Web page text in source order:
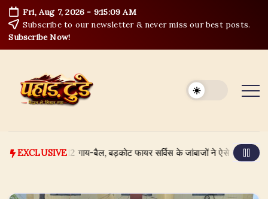
Skip
to
content
Fri, Aug 7, 2026 - 9:15:10 AM
Subscribe to our newsletter & never miss our best posts.
Subscribe Now!
EXCLUSIVE
में फँसे थे 12 गाय-बैल, बड़कोट फायर सर्विस के जांबाजों ने ऐसे बचाया